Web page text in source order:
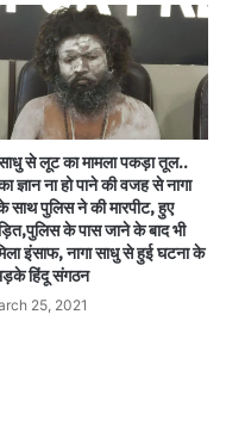
साधु से लूट का मामला पकड़ा तूल..
ज्ञान ना हो पाने की वजह से नागा
साथ पुलिस ने की मारपीट, हुए
के पास जाने के बाद भी
इंसाफ, नागा साधु से हुई घटना के
हिंदू संगठन
25, 2021